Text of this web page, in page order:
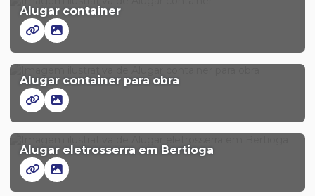
Alugar container
Alugar container para obra
Alugar eletrosserra em Bertioga